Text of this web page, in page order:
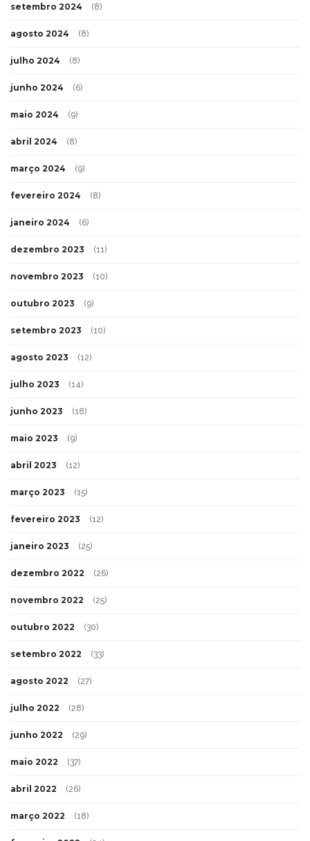
setembro 2024 (8)
agosto 2024 (8)
julho 2024 (8)
junho 2024 (6)
maio 2024 (9)
abril 2024 (8)
março 2024 (9)
fevereiro 2024 (8)
janeiro 2024 (6)
dezembro 2023 (11)
novembro 2023 (10)
outubro 2023 (9)
setembro 2023 (10)
agosto 2023 (12)
julho 2023 (14)
junho 2023 (18)
maio 2023 (9)
abril 2023 (12)
março 2023 (15)
fevereiro 2023 (12)
janeiro 2023 (25)
dezembro 2022 (26)
novembro 2022 (25)
outubro 2022 (30)
setembro 2022 (33)
agosto 2022 (27)
julho 2022 (28)
junho 2022 (29)
maio 2022 (37)
abril 2022 (26)
março 2022 (18)